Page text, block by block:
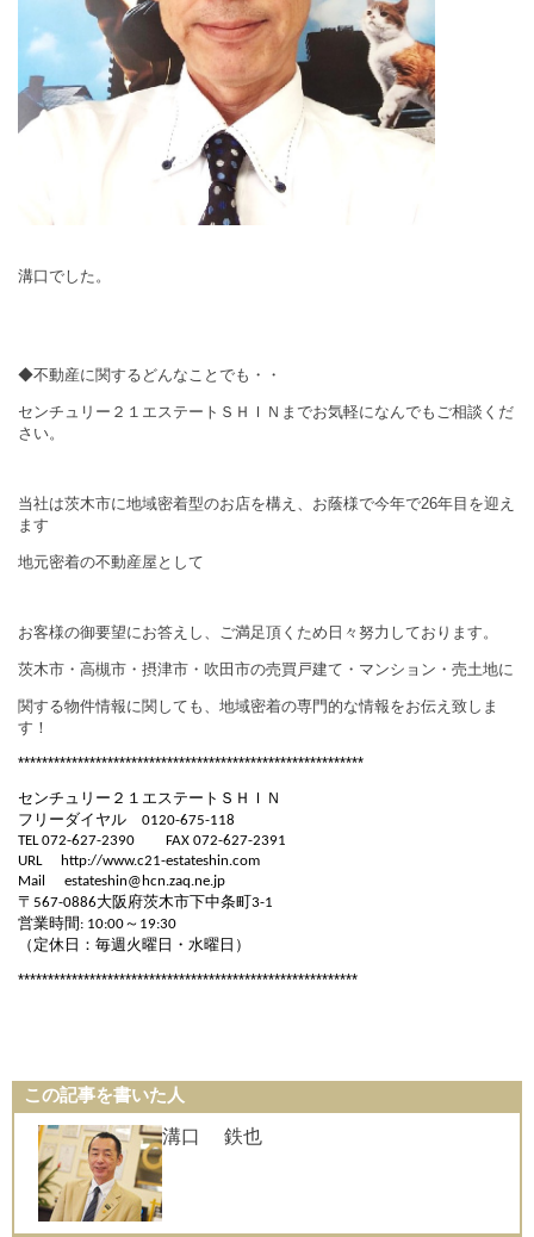
溝口でした。
◆不動産に関するどんなことでも・・
センチュリー２１エステートＳＨＩＮまでお気軽になんでもご相談くだ
さい。
当社は茨木市に地域密着型のお店を構え、お蔭様で今年で26年目を迎え
ます
地元密着の不動産屋として
お客様の御要望にお答えし、ご満足頂くため日々努力しております。
茨木市・高槻市・摂津市・吹田市の売買戸建て・マンション・売土地に
関する物件情報に関しても、地域密着の専門的な情報をお伝え致しま
す！
**********************************************************
センチュリー２１エステートＳＨＩＮ
フリーダイヤル 0120-675-118
TEL 072-627-2390
FAX 072-627-2391
URL
http://www.c21-estateshin.com
Mail
estateshin@hcn.zaq.ne.jp
〒 567-0886大阪府茨木市下中条町3-1
営業時間 : 10:00～ 19:30
（定休日：毎週火曜日・水曜日）
*********************************************************
この記事を書いた人
溝口 鉄也